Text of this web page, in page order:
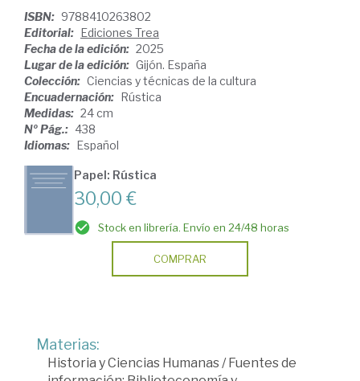
ISBN: 9788410263802
Editorial: Ediciones Trea
Fecha de la edición: 2025
Lugar de la edición: Gijón. España
Colección: Ciencias y técnicas de la cultura
Encuadernación: Rústica
Medidas: 24 cm
Nº Pág.: 438
Idiomas: Español
Papel: Rústica
30,00 €
Stock en librería. Envío en 24/48 horas
COMPRAR
Materias:
Historia y Ciencias Humanas /Fuentes de